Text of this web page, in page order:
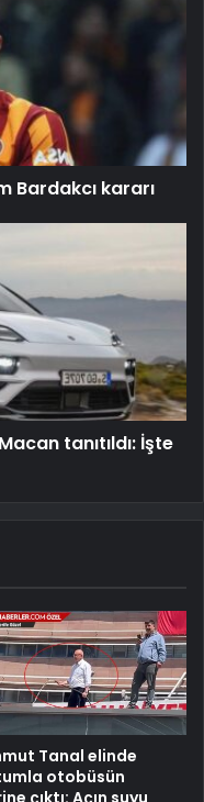
Bardakcı kararı
tanıtıldı: İşte
Tanal elinde
otobüsün
çıktı: Açın suyu